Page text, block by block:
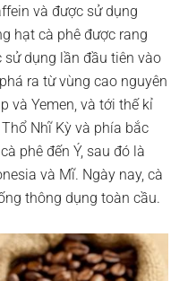
và được sử dụng
hạt cà phê được rang
sử dụng lần đầu tiên vào
ra từ vùng cao nguyên
và Yemen, và tới thế kỉ
Nhĩ Kỳ và phía bắc
phê đến Ý, sau đó là
và Mĩ. Ngày nay, cà
thông dụng toàn cầu.